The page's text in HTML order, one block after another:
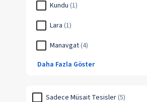
Kundu (1)
Lara (1)
Manavgat(4)
Daha Fazla Göster
Sadece Müsait Tesisler(5)